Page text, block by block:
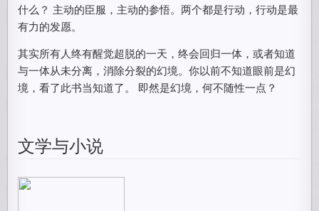
什么？ 主动的臣服，主动的参悟。两个都是行动，行动是最
有力的发愿。
其实所有人终有醒觉超脱的一天，终会回归一体，或者知道
与一体从未分离，消除分裂的幻境。你以前不知道眼前是幻
境，看了此书当知道了。 即然是幻境，何不随性一点？
文学与小说